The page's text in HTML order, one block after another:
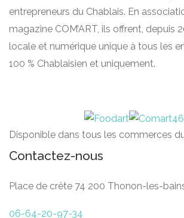
entrepreneurs du Chablais. En
magazine COM’ART, ils offrent, depuis
locale et numérique unique à tous les
100 % Chablaisien et uniquement.
Disponible dans tous les commerces
Contactez-nous
Place de crête 74 200 Thonon-les-
06-64-20-97-34